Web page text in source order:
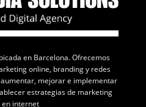
en Barcelona. Ofrecemos
online, branding y redes
mejorar e implementar
estrategias de marketing
internet